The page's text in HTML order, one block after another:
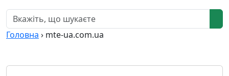
Головна › mte-ua.com.ua